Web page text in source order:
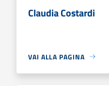
Claudia Costardi
VAI ALLA PAGINA